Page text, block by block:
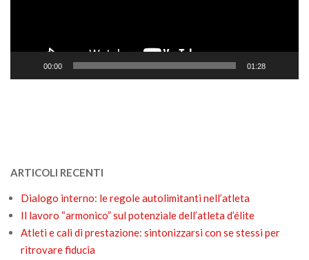
00:00 01:28
ARTICOLI RECENTI
Dialogo interno: le regole autolimitanti nell’atleta
Il lavoro “armonico” sul potenziale dell’atleta d’élite
Atleti e cali di prestazione: sintonizzarsi con se stessi per
ritrovare fiducia